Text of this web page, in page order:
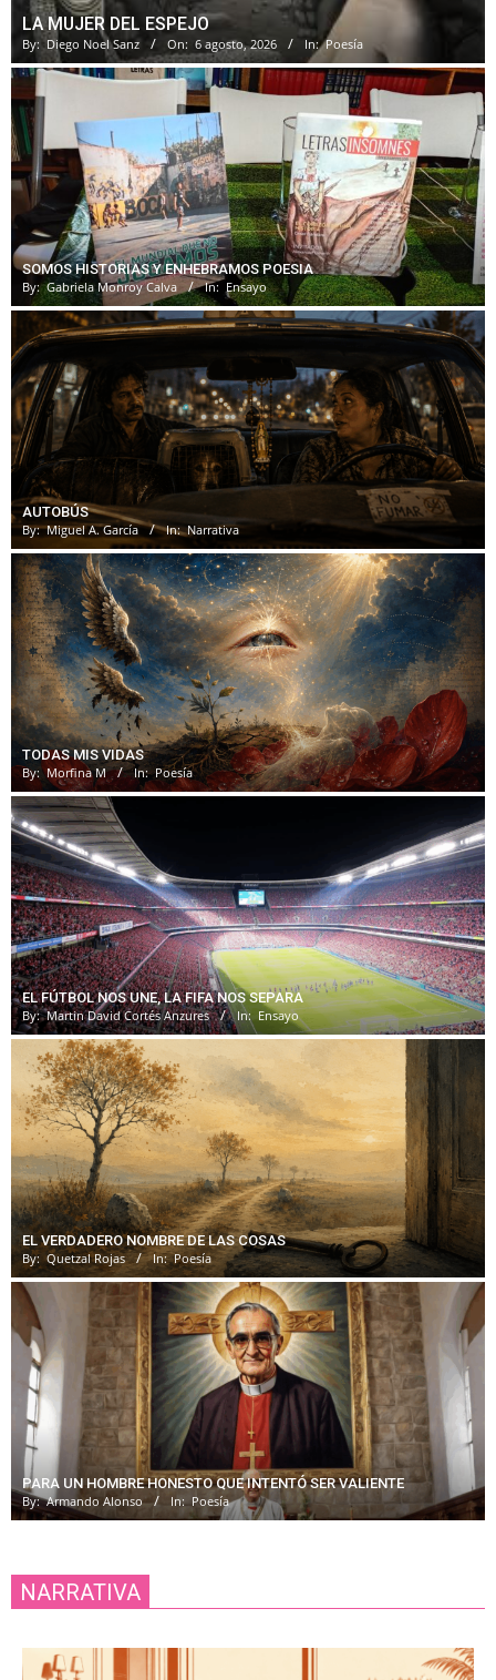
LA MUJER DEL ESPEJO
By: Diego Noel Sanz On: 6 agosto, 2026 In: Poesía
SOMOS HISTORIAS Y ENHEBRAMOS POESIA
By: Gabriela Monroy Calva In: Ensayo
AUTOBÚS
By: Miguel A. García In: Narrativa
TODAS MIS VIDAS
By: Morfina M In: Poesía
EL FÚTBOL NOS UNE, LA FIFA NOS SEPARA
By: Martin David Cortés Anzures In: Ensayo
EL VERDADERO NOMBRE DE LAS COSAS
By: Quetzal Rojas In: Poesía
PARA UN HOMBRE HONESTO QUE INTENTÓ SER VALIENTE
By: Armando Alonso In: Poesía
NARRATIVA